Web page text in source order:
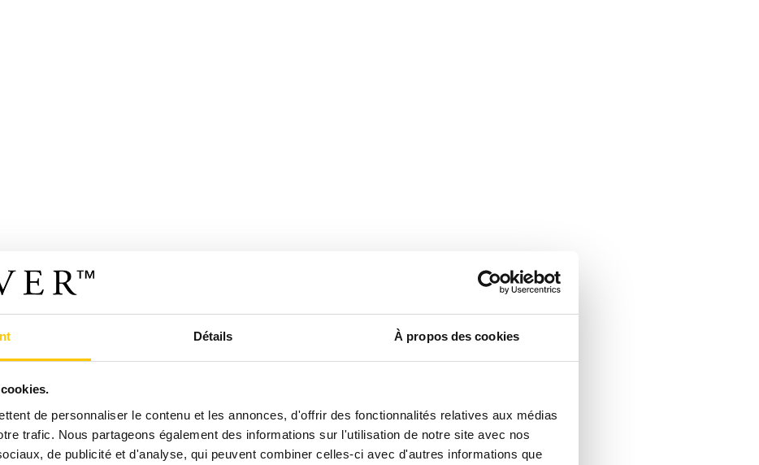
Détails À propos des cookies
de personnaliser le contenu et les annonces, d'offrir des fonctionnalités relatives aux médias
trafic. Nous partageons également des informations sur l'utilisation de notre site avec nos
de publicité et d'analyse, qui peuvent combiner celles-ci avec d'autres informations que